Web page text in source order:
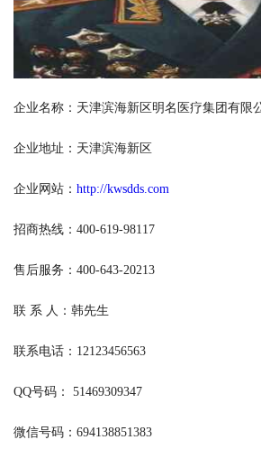
企业名称：天津滨海新区明名医疗集团有限
企业地址：天津滨海新区
企业网站： http://kwsdds.com
招商热线：400-619-98117
售后服务：400-643-20213
联 系 人：韩先生
联系电话：12123456563
QQ号码： 51469309347
微信号码：694138851383